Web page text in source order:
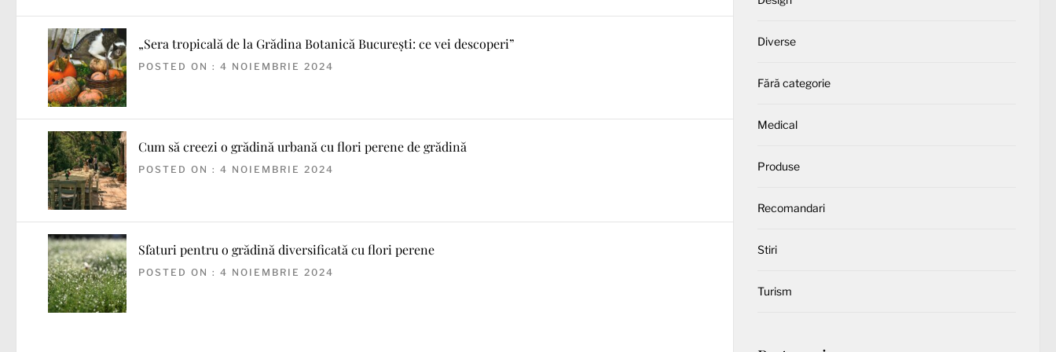
„Sera tropicală de la Grădina Botanică București: ce vei descoperi”
POSTED ON : 4 NOIEMBRIE 2024
Cum să creezi o grădină urbană cu flori perene de grădină
POSTED ON : 4 NOIEMBRIE 2024
Sfaturi pentru o grădină diversificată cu flori perene
POSTED ON : 4 NOIEMBRIE 2024
Diverse
Fără categorie
Medical
Produse
Recomandari
Stiri
Turism